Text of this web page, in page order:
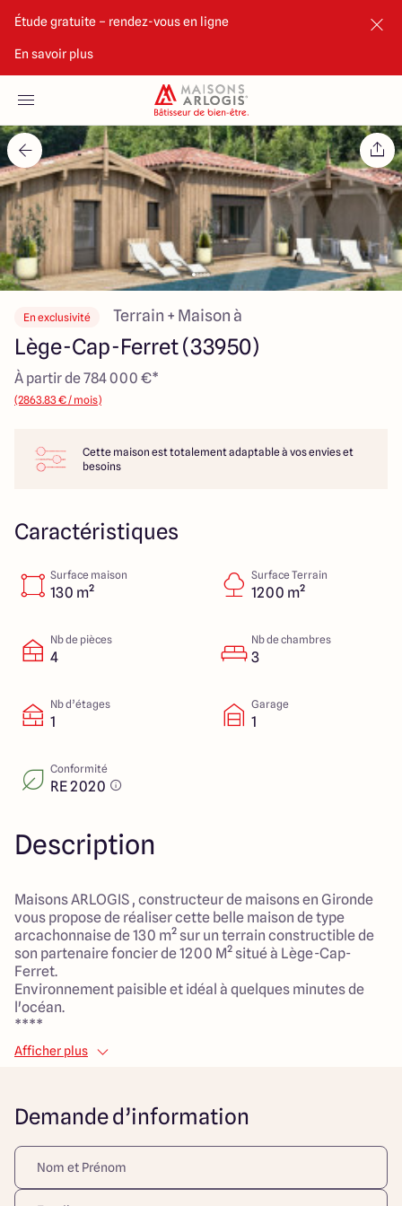
Étude gratuite – rendez-vous en ligne
En savoir plus
Nos maisons
Nos annonces
Votre projet
Qui sommes-nous
Maisons ARLOGIS Bordeaux Sud
En exclusivité Terrain + Maison à
Lège-Cap-Ferret (33950)
À partir de 784 000 €*
(2863.83 € / mois)
Cette maison est totalement adaptable à vos envies et
besoins
Caractéristiques
Surface maison
130 m²
Surface Terrain
1200 m²
Nb de pièces
4
Nb de chambres
3
Nb d’étages
1
Garage
1
Conformité
RE 2020
Description
Maisons ARLOGIS , constructeur de maisons en Gironde
vous propose de réaliser cette belle maison de type
arcachonnaise de 130 m² sur un terrain constructible de
son partenaire foncier de 1200 M² situé à Lège-Cap-
Ferret.
Environnement paisible et idéal à quelques minutes de
l'océan.
****
Cette charmante maison de plain-pied conçue sur-
mesure offre une superficie de 130 m² et dispose de 3
ouvert avec cuisine de 50 m², 1 cellier.
sur le terrain de 1200 m² situé sur la commune de Lège-
Cap-Ferret.
> Tous nos projets sont entièrement personnalisables
Afficher plus
Demande d’information